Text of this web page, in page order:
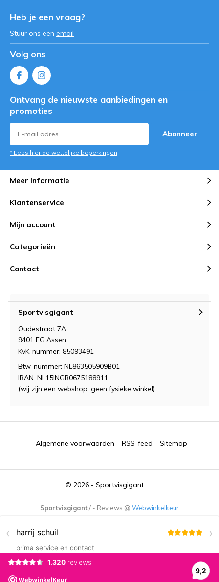
Heb je een vraag?
Stuur ons een email
Volg ons
Ontvang de nieuwste aanbiedingen en
promoties
Abonneer
* Lees hier de wettelijke beperkingen
Meer informatie
Klantenservice
Mijn account
Categorieën
Contact
Sportvisgigant
Oudestraat 7A
9401 EG Assen
KvK-nummer: 85093491
Btw-nummer: NL863505909B01
IBAN: NL15INGB0675188911
(wij zijn een webshop, geen fysieke winkel)
© 2026 - Sportvisgigant
Algemene voorwaarden RSS-feed Sitemap
Sportvisgigant/ - Reviews @ Webwinkelkeur